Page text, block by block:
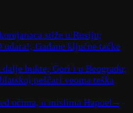
stiže u Rusiju;
udara!; Gađane ključne tačke
bukte; Gori i u Beogradu;
peščari veoma teška
očima, u mislima Hapoel –